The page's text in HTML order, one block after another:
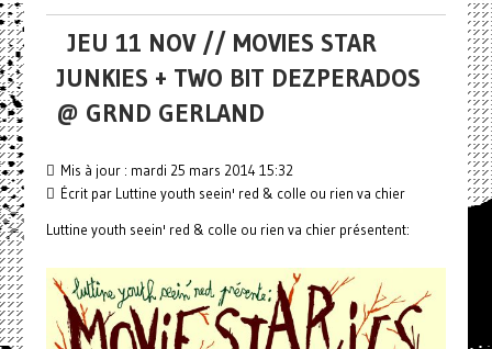
JEU 11 NOV // MOVIES STAR
JUNKIES + TWO BIT DEZPERADOS
@ GRND GERLAND
Mis à jour : mardi 25 mars 2014 15:32
Écrit par Luttine youth seein' red & colle ou rien va chier
Luttine youth seein' red & colle ou rien va chier présentent: